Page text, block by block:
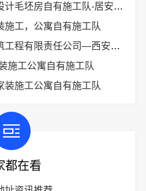
队-居安天成（西安）建筑工程有限责任公司
施工，公寓自有施工队
公司—西安未央区专业装修公寓免费量房
施工公寓自有施工队
装施工公寓自有施工队
都在看